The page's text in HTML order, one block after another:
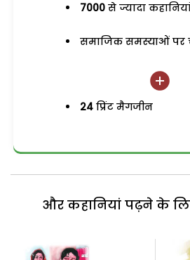
7000 से ज्यादा
समाजिक समस्याओं पर
24 प्रिंट मैगजीन
और कहानियां पढ़ने के